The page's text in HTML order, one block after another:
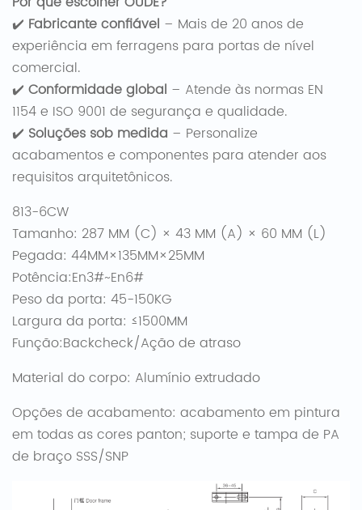
✔️ ​ Fabricante confiável – Mais de 20 anos de
experiência em ferragens para portas de nível
comercial.
✔️ ​ Conformidade global – Atende às normas EN
1154 e ISO 9001 de segurança e qualidade.
✔️ ​ Soluções sob medida – Personalize
acabamentos e componentes para atender aos
requisitos arquitetônicos.
813-6CW
Tamanho: 287 MM (C) × 43 MM (A) × 60 MM (L)
Pegada: 44MM×135MM×25MM
Potência:En3#~En6#
Peso da porta: 45-150KG
Largura da porta: ≤1500MM
Função:Backcheck/Ação de atraso
Material do corpo: Alumínio extrudado
Opções de acabamento: acabamento em pintura
em todas as cores panton; suporte e tampa de PA
de braço SSS/SNP